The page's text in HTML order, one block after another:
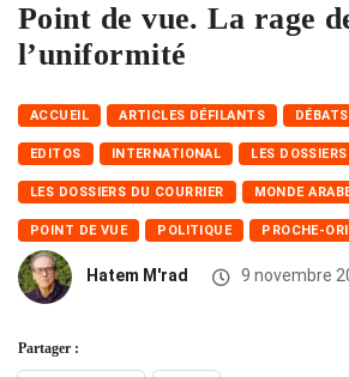
Point de vue. La rage
l’uniformité
ACCUEIL ARTICLES DÉFILANTS
EDITOS INTERNATIONAL LES
LES DOSSIERS DU COURRIER MONDE
POINT DE VUE POLITIQUE PROCHE-
Hatem M'rad 9 novembre
Partager :